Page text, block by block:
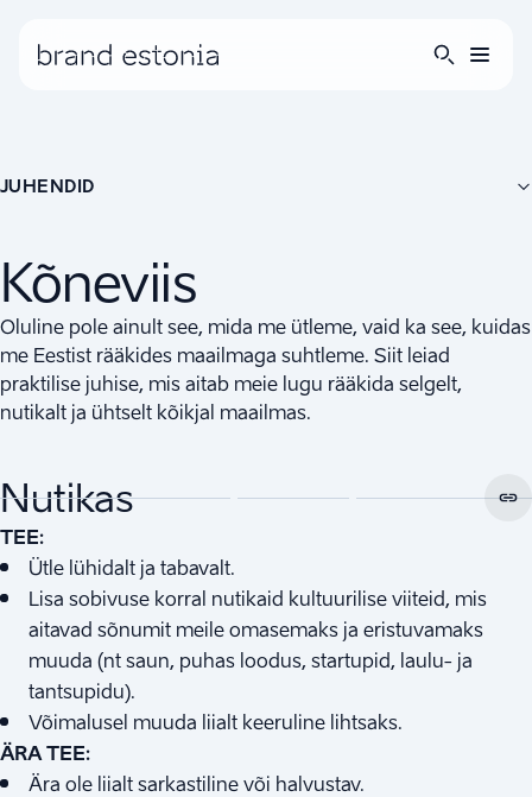
JUHENDID
Kõneviis
Oluline pole ainult see, mida me ütleme, vaid ka see, kuidas
me Eestist rääkides maailmaga suhtleme. Siit leiad
praktilise juhise, mis aitab meie lugu rääkida selgelt,
nutikalt ja ühtselt kõikjal maailmas.
Nutikas
TEE:
Ütle lühidalt ja tabavalt.
Lisa sobivuse korral nutikaid kultuurilise viiteid, mis
aitavad sõnumit meile omasemaks ja eristuvamaks
muuda (nt saun, puhas loodus, startupid, laulu- ja
tantsupidu).
Võimalusel muuda liialt keeruline lihtsaks.
ÄRA TEE:
Ära ole liialt sarkastiline või halvustav.